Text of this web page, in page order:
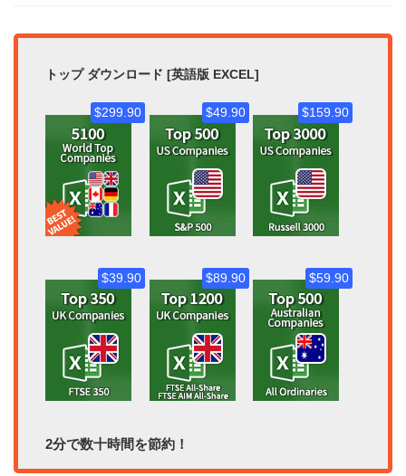
トップ ダウンロード [英語版 EXCEL]
$299.90 $49.90 $159.90
$39.90 $89.90 $59.90
2分で数十時間を節約！